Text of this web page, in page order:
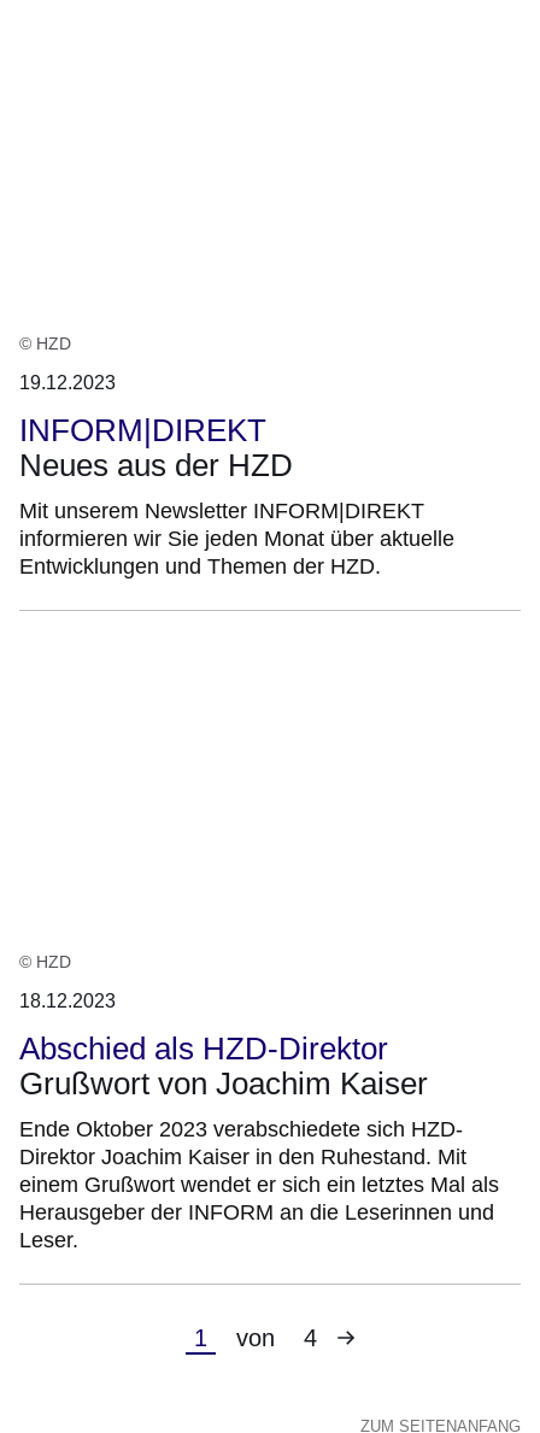
© HZD
19.12.2023
INFORM|DIREKT
Neues aus der HZD
Mit unserem Newsletter INFORM|DIREKT
informieren wir Sie jeden Monat über aktuelle
Entwicklungen und Themen der HZD.
© HZD
18.12.2023
Abschied als HZD-Direktor
Grußwort von Joachim Kaiser
Ende Oktober 2023 verabschiedete sich HZD-
Direktor Joachim Kaiser in den Ruhestand. Mit
einem Grußwort wendet er sich ein letztes Mal als
Herausgeber der INFORM an die Leserinnen und
Leser.
Aktuelle
1 von 4
Nächste
ZUM SEITENANFANG